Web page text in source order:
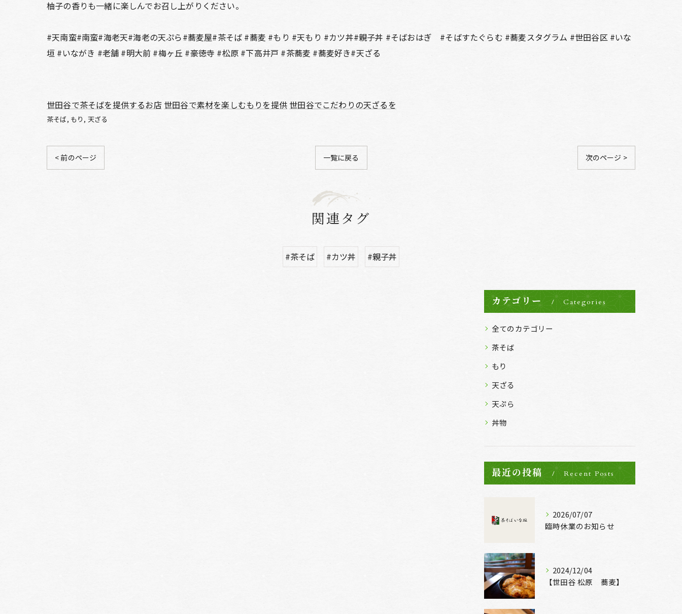
柚子の香りも一緒に楽しんでお召し上がりください。
#天南蛮#南蛮#海老天#海老の天ぷら#蕎麦屋#茶そば #蕎麦 #もり #天もり #カツ丼#親子丼 #そばおはぎ #そばすたぐらむ #蕎麦スタグラム #世田谷区 #いな
垣 #いながき #老舗 #明大前 #梅ヶ丘 #豪徳寺 #松原 #下高井戸 #茶蕎麦 #蕎麦好き#天ざる
世田谷で茶そばを提供するお店 世田谷で素材を楽しむもりを提供 世田谷でこだわりの天ざるを
茶そば もり 天ざる
< 前のページ 一覧に戻る 次のページ >
関連タグ
#茶そば #カツ丼 #親子丼
カテゴリー Categories
全てのカテゴリー
茶そば
もり
天ざる
天ぷら
丼物
最近の投稿 Recent Posts
2026/07/07
臨時休業のお知らせ
2024/12/04
【世田谷 松原 蕎麦】